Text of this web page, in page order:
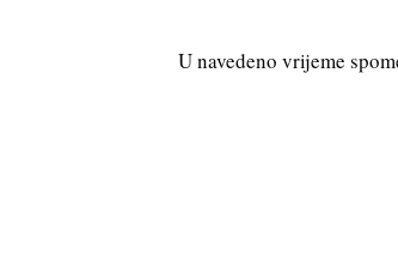
U navedeno vrijeme